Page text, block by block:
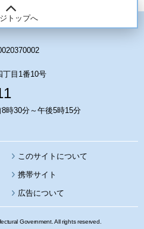
トップへ
目1番10号
時30分～午後5時15分
このサイトについて
携帯サイト
広告について
Government. All rights reserved.